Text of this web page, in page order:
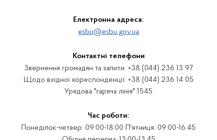
Електронна адреса:
esbu@esbu.gov.ua
Контактні телефони
Звернення громадян та запити: +38 (044) 236 13 97
Щодо вхідної кореспонденції: +38 (044) 236 14 05
Урядова "гаряча лінія" 1545
Час роботи:
Понеділок-четвер: 09:00-18:00 П'ятниця: 09:00-16:45